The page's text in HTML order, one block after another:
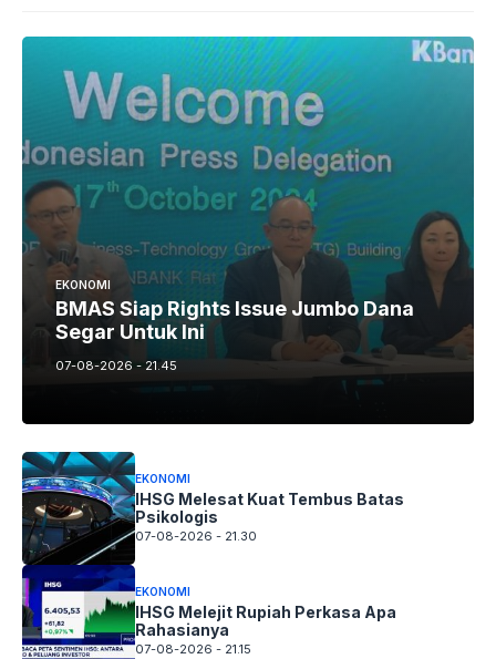
EKONOMI
BMAS Siap Rights Issue Jumbo Dana
Segar Untuk Ini
07-08-2026 - 21.45
EKONOMI
IHSG Melesat Kuat Tembus Batas
Psikologis
07-08-2026 - 21.30
EKONOMI
IHSG Melejit Rupiah Perkasa Apa
Rahasianya
07-08-2026 - 21.15